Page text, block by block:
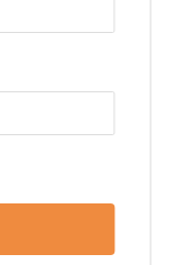
Son profil
en fait une
sacrifier le goût
édulcorant
a soumis le
la FDA dans le
Recognized As